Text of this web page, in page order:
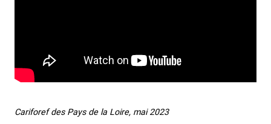
Cariforef des Pays de la Loire, mai 2023